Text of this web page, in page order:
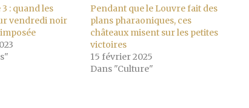
: quand les
vendredi noir
Pendant que le Louvre fait des
plans pharaoniques, ces
châteaux misent sur les petites
victoires
15 février 2025
Dans "Culture"